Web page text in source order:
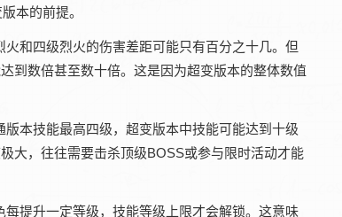
本的前提。
和四级烈火的伤害差距可能只有百分之十几。但
到数倍甚至数十倍。这是因为超变版本的整体数值
本技能最高四级，超变版本中技能可能达到十级
大，往往需要击杀顶级BOSS或参与限时活动才能
提升一定等级，技能等级上限才会解锁。这意味